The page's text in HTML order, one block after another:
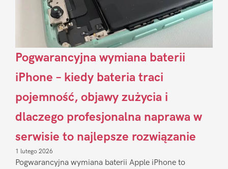
Pogwarancyjna wymiana baterii
iPhone – kiedy bateria traci
pojemność, objawy zużycia i
dlaczego profesjonalna naprawa w
serwisie to najlepsze rozwiązanie
1 lutego 2026
Pogwarancyjna wymiana baterii Apple iPhone to